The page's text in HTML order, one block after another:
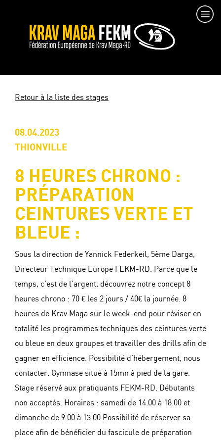
Retour à la liste des stages
08.04.2023
THIONVILLE
8 HEURES CHRONO :
PRÉPARATION
CEINTURES VERTE ET
BLEUE :
Sous la direction de Yannick Federkeil, 5ème Darga,
Directeur Technique Europe FEKM-RD. Parce que le
temps, c’est de l’argent, découvrez notre concept 8
heures chrono : 70 € les 2 jours / 40€ la journée. 8
heures de Krav Maga sur le week-end pour réviser en
totalité les programmes techniques des ceintures verte
ou bleue en deux groupes et travailler des drills afin de
gagner en efficience. Possibilité d’hébergement, nous
contacter. Gymnase situé à 15mn à pied de la gare.
Stage réservé aux pratiquants FEKM-RD. Débutants
non acceptés. Horaires : samedi de 14.00 à 18.00 et
dimanche de 9.00 à 13.00 Possibilité de réserver sa
place afin de bénéficier du fascicule de préparation